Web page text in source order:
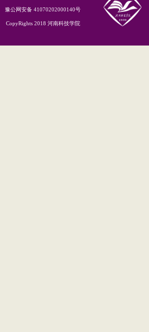
豫公网安备 41070202000140号
CopyRights 2018 河南科技学院